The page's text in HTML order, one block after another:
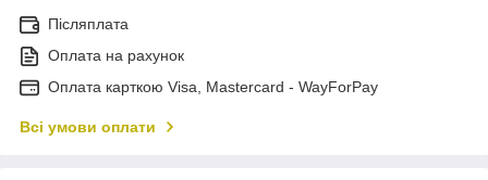
Післяплата
Оплата на рахунок
Оплата карткою Visa, Mastercard - WayForPay
Всі умови оплати